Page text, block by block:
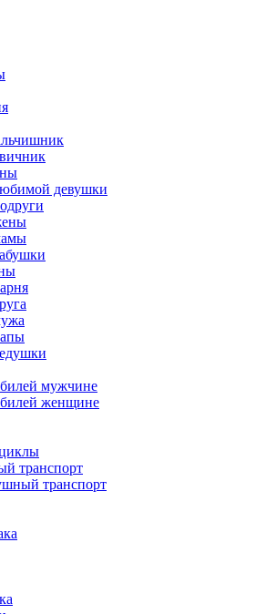
девушки
мужчине
женщине
транспорт
транспорт